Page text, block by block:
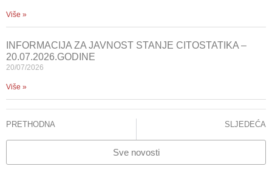
Više »
INFORMACIJA ZA JAVNOST STANJE CITOSTATIKA –
20.07.2026.GODINE
20/07/2026
Više »
PRETHODNA SLJEDEĆA
Sve novosti